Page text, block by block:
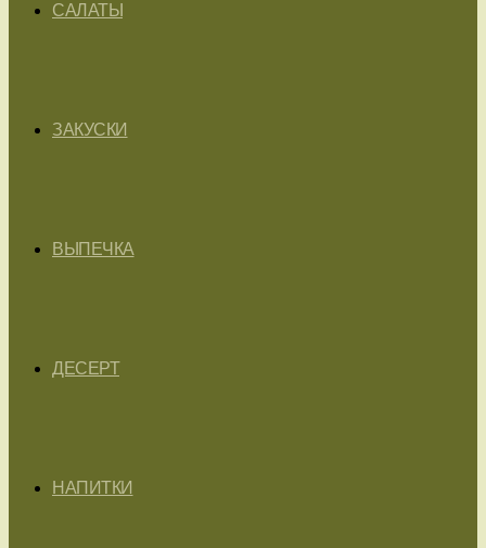
САЛАТЫ
ЗАКУСКИ
ВЫПЕЧКА
ДЕСЕРТ
НАПИТКИ